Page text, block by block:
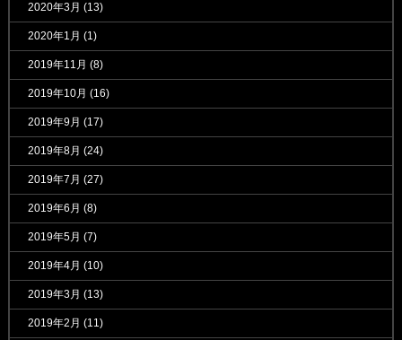
2020年3月 (13)
2020年1月 (1)
2019年11月 (8)
2019年10月 (16)
2019年9月 (17)
2019年8月 (24)
2019年7月 (27)
2019年6月 (8)
2019年5月 (7)
2019年4月 (10)
2019年3月 (13)
2019年2月 (11)